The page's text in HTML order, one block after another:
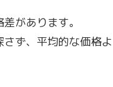
があります。
ず、平均的な価格よ